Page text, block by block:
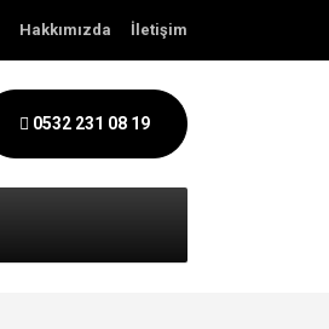
Hakkımızda İletişim
0532 231 08 19